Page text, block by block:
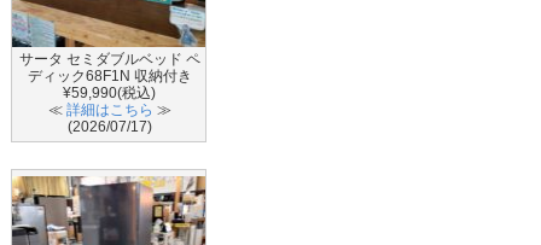
サータ セミダブルベッド ペ
ディック68F1N 収納付き
¥59,990(税込)
≪ 詳細はこちら ≫
(2026/07/17)